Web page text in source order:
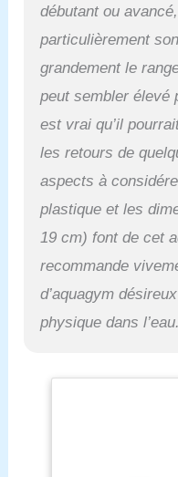
débutant ou
particulièrement
grandement le
peut sembler élevé
est vrai qu’il
les retours de
aspects à
plastique et les
19 cm) font de cet
recommande
d’aquagym
physique dans l’eau.